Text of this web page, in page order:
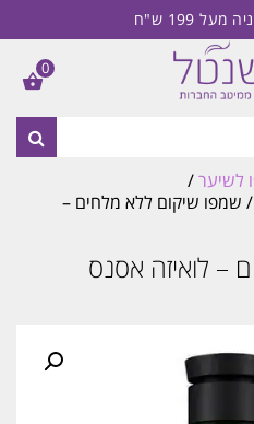
199 ש"ח
לשיער/
/ שמפו שיקום ללא מלחים –
– לואיזה אסנס
0